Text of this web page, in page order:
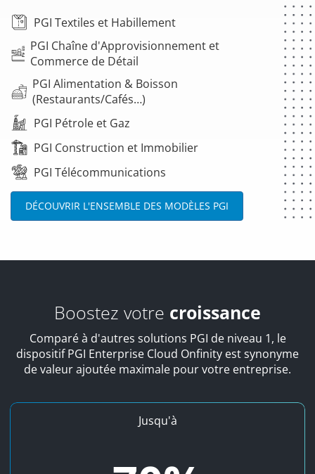
PGI Textiles et Habillement
PGI Chaîne d'Approvisionnement et
Commerce de Détail
PGI Alimentation & Boisson
(Restaurants/Cafés…)
PGI Pétrole et Gaz
PGI Construction et Immobilier
PGI Télécommunications
DÉCOUVRIR L'ENSEMBLE DES MODÈLES PGI
Boostez votre croissance
Comparé à d'autres solutions PGI de niveau 1, le
dispositif PGI Enterprise Cloud Onfinity est synonyme
de valeur ajoutée maximale pour votre entreprise.
Jusqu'à
Gestion des scénarios de distribution complexes
proposant des délais d'implémentation pouvant aller